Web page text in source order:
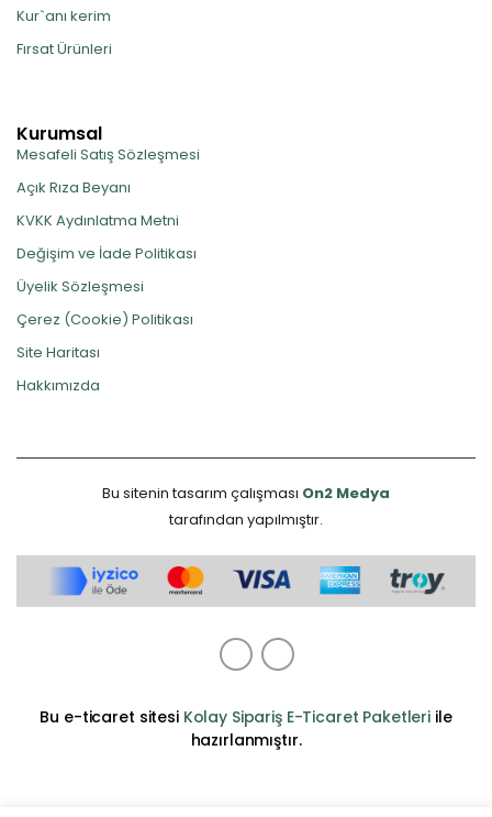
Kur`anı kerim
Fırsat Ürünleri
Kurumsal
Mesafeli Satış Sözleşmesi
Açık Rıza Beyanı
KVKK Aydınlatma Metni
Değişim ve İade Politikası
Üyelik Sözleşmesi
Çerez (Cookie) Politikası
Site Haritası
Hakkımızda
Bu sitenin tasarım çalışması On2 Medya
tarafından yapılmıştır.
Bu e-ticaret sitesi Kolay Sipariş E-Ticaret Paketleri ile
hazırlanmıştır.